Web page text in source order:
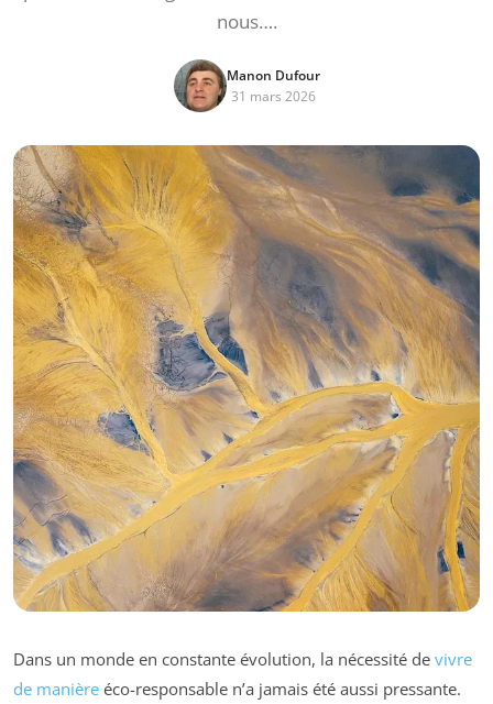
nous….
Manon Dufour
31 mars 2026
Dans un monde en constante évolution, la nécessité de vivre
de manière éco-responsable n’a jamais été aussi pressante.